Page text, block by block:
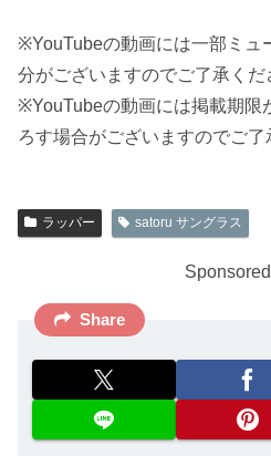
※YouTubeの動画には一部ミュ
分がございますのでご了承くだ
※YouTubeの動画には掲載期限
ろす場合がございますのでご了
ラッパー satoru サングラス
Share